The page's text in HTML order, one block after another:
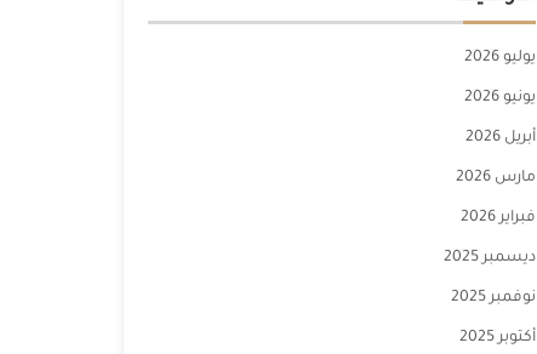
يوليو 2026
يونيو 2026
أبريل 2026
مارس 2026
فبراير 2026
ديسمبر 2025
نوفمبر 2025
أكتوبر 2025